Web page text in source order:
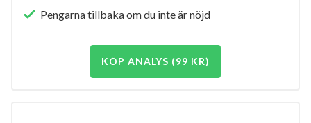
Pengarna tillbaka om du inte är nöjd
KÖP ANALYS (99 KR)